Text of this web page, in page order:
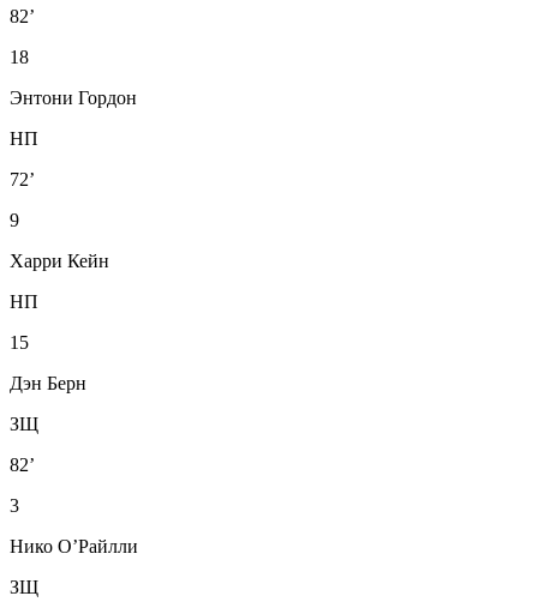
82’
18
Энтони Гордон
НП
72’
9
Харри Кейн
НП
15
Дэн Берн
ЗЩ
82’
3
Нико О’Райлли
ЗЩ